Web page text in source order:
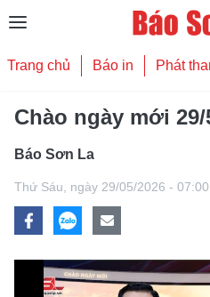
Trang chủ Báo in Phát
Chào ngày mới 29/
Báo Sơn La
Thứ Sáu, ngày 29/05/2026 - 07:00